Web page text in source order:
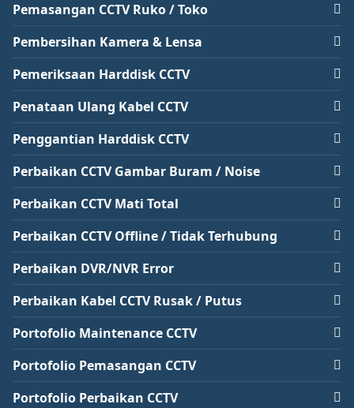
Pemasangan CCTV Ruko / Toko
Pembersihan Kamera & Lensa
Pemeriksaan Harddisk CCTV
Penataan Ulang Kabel CCTV
Penggantian Harddisk CCTV
Perbaikan CCTV Gambar Buram / Noise
Perbaikan CCTV Mati Total
Perbaikan CCTV Offline / Tidak Terhubung
Perbaikan DVR/NVR Error
Perbaikan Kabel CCTV Rusak / Putus
Portofolio Maintenance CCTV
Portofolio Pemasangan CCTV
Portofolio Perbaikan CCTV